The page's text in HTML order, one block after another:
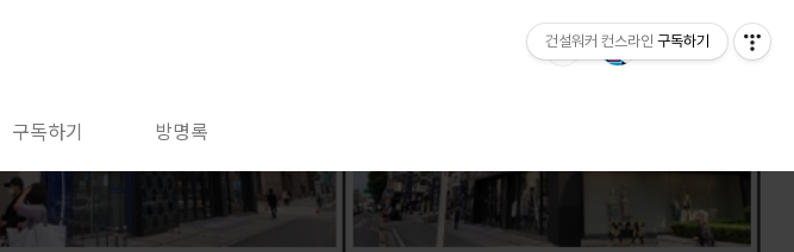
구독하기 방명록
건설워커 컨스라인 구독하기